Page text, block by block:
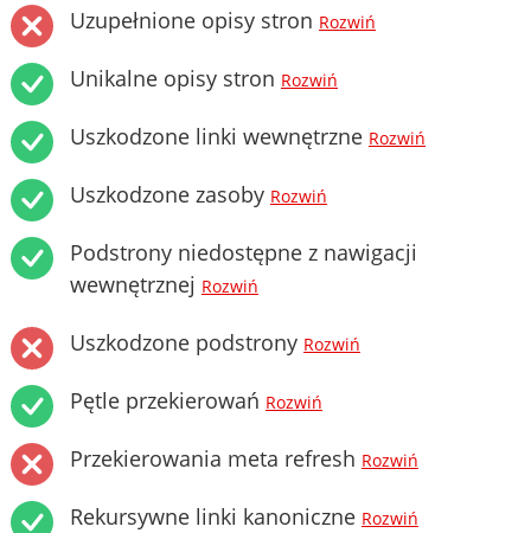
Uzupełnione opisy stron Rozwiń
Unikalne opisy stron Rozwiń
Uszkodzone linki wewnętrzne Rozwiń
Uszkodzone zasoby Rozwiń
Podstrony niedostępne z nawigacji
wewnętrznej Rozwiń
Uszkodzone podstrony Rozwiń
Pętle przekierowań Rozwiń
Przekierowania meta refresh Rozwiń
Rekursywne linki kanoniczne Rozwiń